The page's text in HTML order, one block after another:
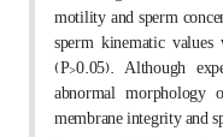
motility and sperm
sperm kinematic
(P>0.05). Although
abnormal
membrane integrity and